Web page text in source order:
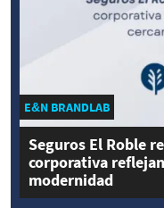
E&N BRANDLAB
Seguros El Roble
corporativa
modernidad